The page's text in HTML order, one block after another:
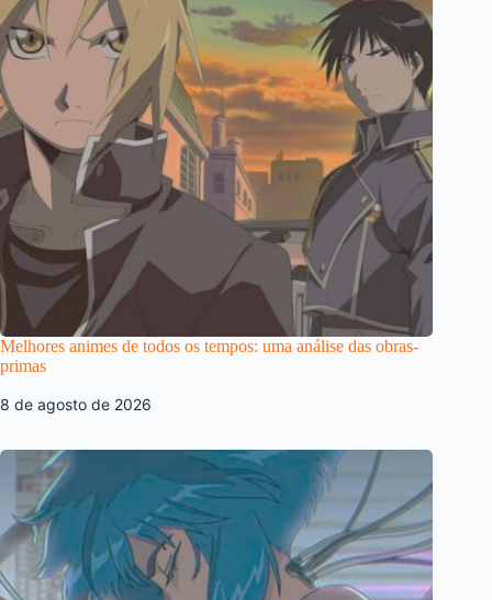
Melhores animes de todos os tempos: uma análise das obras-
primas
8 de agosto de 2026